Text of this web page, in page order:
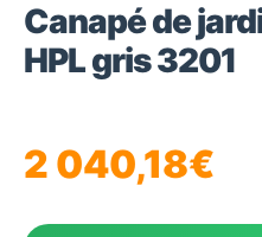
Canapé de
HPL gris 3201
2 040,18€